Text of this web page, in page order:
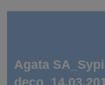
Agata